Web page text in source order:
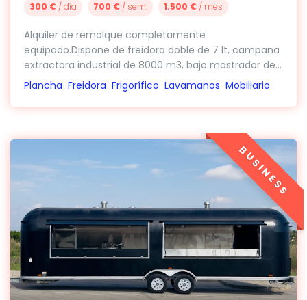
300 € / día 700 € / sem. 1.500 € / mes
Alquiler de remolque completamente
equipado.Dispone de freidora doble de 7 lt, campana
extractora industrial de 8000 m3, bajo mostrador de...
Plancha Freidora Frigorífico Lavamanos Mobiliario
BUSINESS